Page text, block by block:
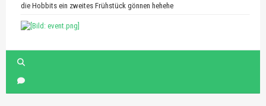
die Hobbits ein zweites Frühstück gönnen hehehe